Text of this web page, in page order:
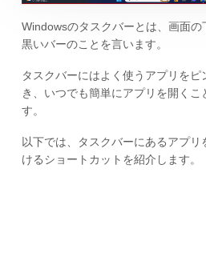
Windowsのタスクバーとは、画面
黒いバーのことを言います。
タスクバーにはよく使うアプリを
き、いつでも簡単にアプリを開くこ
す。
以下では、タスクバーにあるアプ
けるショートカットを紹介します。